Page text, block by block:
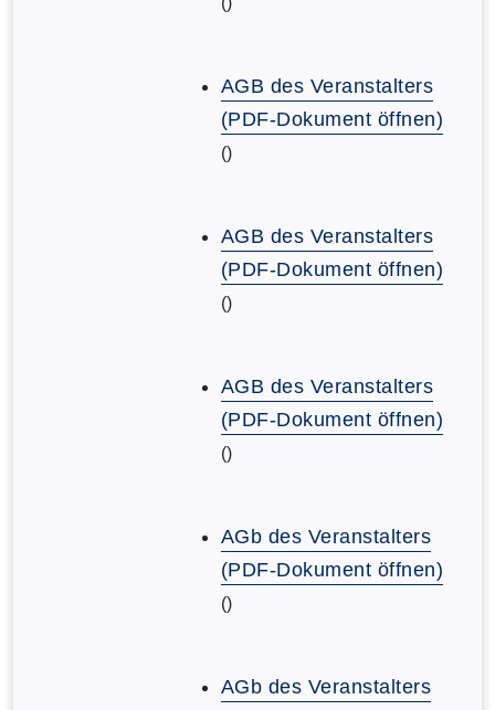
AGB des Veranstalters
(PDF-Dokument öffnen)
()
AGB des Veranstalters
(PDF-Dokument öffnen)
()
AGB des Veranstalters
(PDF-Dokument öffnen)
()
AGb des Veranstalters
(PDF-Dokument öffnen)
()
AGb des Veranstalters